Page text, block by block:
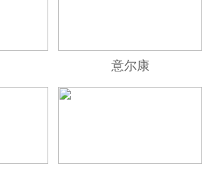
纯手工”制鞋工艺誉称全球，制造
专为双足制造舒适的良好声
意尔康